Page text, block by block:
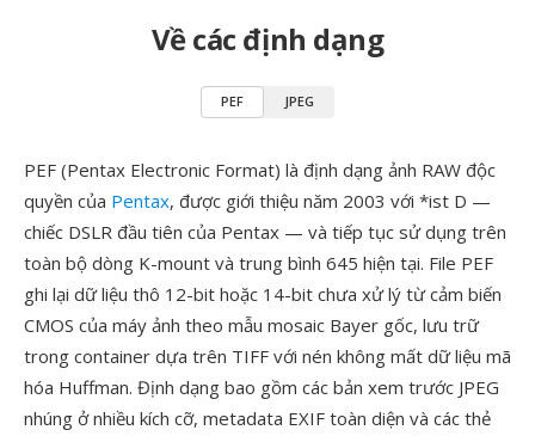
Về các định dạng
PEF JPEG
PEF (Pentax Electronic Format) là định dạng ảnh RAW độc
quyền của Pentax, được giới thiệu năm 2003 với *ist D —
chiếc DSLR đầu tiên của Pentax — và tiếp tục sử dụng trên
toàn bộ dòng K-mount và trung bình 645 hiện tại. File PEF
ghi lại dữ liệu thô 12-bit hoặc 14-bit chưa xử lý từ cảm biến
CMOS của máy ảnh theo mẫu mosaic Bayer gốc, lưu trữ
trong container dựa trên TIFF với nén không mất dữ liệu mã
hóa Huffman. Định dạng bao gồm các bản xem trước JPEG
nhúng ở nhiều kích cỡ, metadata EXIF toàn diện và các thẻ